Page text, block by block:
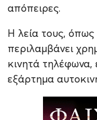
απόπειρες.
Η λεία τους,
περιλαμβάνει
κινητά τηλέφωνα,
εξάρτημα